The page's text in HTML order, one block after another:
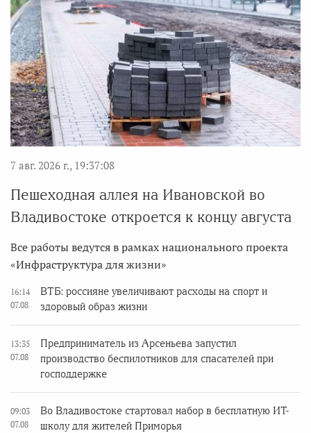
7 авг. 2026 г., 19:37:08
Пешеходная аллея на Ивановской во
Владивостоке откроется к концу августа
Все работы ведутся в рамках национального проекта
«Инфраструктура для жизни»
16:14
07.08
ВТБ: россияне увеличивают расходы на спорт и
здоровый образ жизни
13:35
07.08
Предприниматель из Арсеньева запустил
производство беспилотников для спасателей при
господдержке
09:03
07.08
Во Владивостоке стартовал набор в бесплатную ИТ-
школу для жителей Приморья